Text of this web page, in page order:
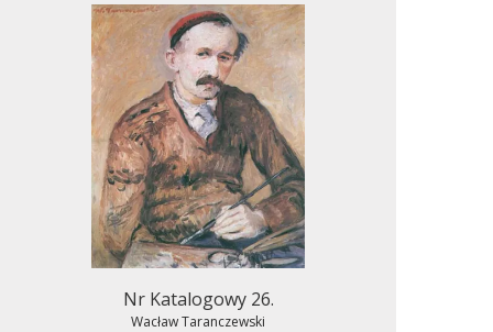
Nr Katalogowy 26.
Wacław Taranczewski